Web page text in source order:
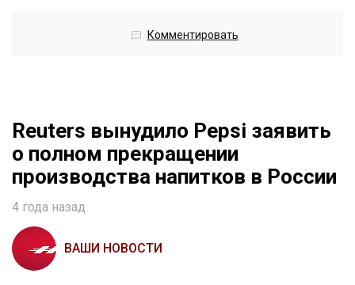
Комментировать
Reuters вынудило Pepsi заявить
о полном прекращении
производства напитков в России
4 года назад
ВАШИ НОВОСТИ